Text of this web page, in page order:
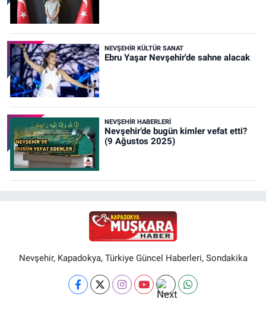
NEVŞEHIR KÜLTÜR SANAT
Ebru Yaşar Nevşehir'de sahne alacak
NEVŞEHIR HABERLERI
Nevşehir’de bugün kimler vefat etti?
(9 Ağustos 2025)
Nevşehir, Kapadokya, Türkiye Güncel Haberleri, Sondakika